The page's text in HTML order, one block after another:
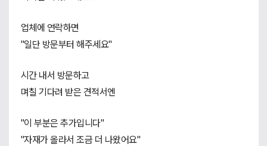
업체에 연락하면
"일단 방문부터 해주세요"
시간 내서 방문하고
며칠 기다려 받은 견적서엔
"이 부분은 추가입니다"
"자재가 올라서 조금 더 나왔어요"